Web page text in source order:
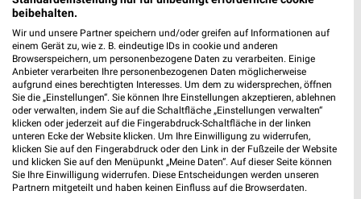
Fressnapf Berlin-Buch
Karower Chaussee 29
13125 Berlin-Buch
Heute 09:00 - 18:00 Uhr | Geschlossen
13,89 km • Angebote: 1 Prospekt
beibehalten.
Wir und unsere Partner speichern und/oder greifen auf Informationen auf
einem Gerät zu, wie z. B. eindeutige IDs in cookie und anderen
Browserspeichern, um personenbezogene Daten zu verarbeiten. Einige
Anbieter verarbeiten Ihre personenbezogenen Daten möglicherweise
aufgrund eines berechtigten Interesses. Um dem zu widersprechen, öffnen
Sie die „Einstellungen“. Sie können Ihre Einstellungen akzeptieren, ablehnen
oder verwalten, indem Sie auf die Schaltfläche „Einstellungen verwalten“
klicken oder jederzeit auf die Fingerabdruck-Schaltfläche in der linken
unteren Ecke der Website klicken. Um Ihre Einwilligung zu widerrufen,
klicken Sie auf den Fingerabdruck oder den Link in der Fußzeile der Website
und klicken Sie auf den Menüpunkt „Meine Daten“. Auf dieser Seite können
Sie Ihre Einwilligung widerrufen. Diese Entscheidungen werden unseren
Partnern mitgeteilt und haben keinen Einfluss auf die Browserdaten.